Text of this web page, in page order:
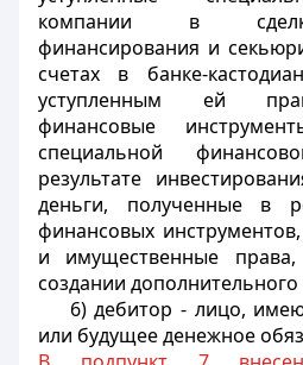
компании в
финансирования и
счетах в банке-
уступленным ей
финансовые
специальной
результате
деньги, полученные в
финансовых
и имущественные
создании
6) дебитор - лицо,
или будущее денежное